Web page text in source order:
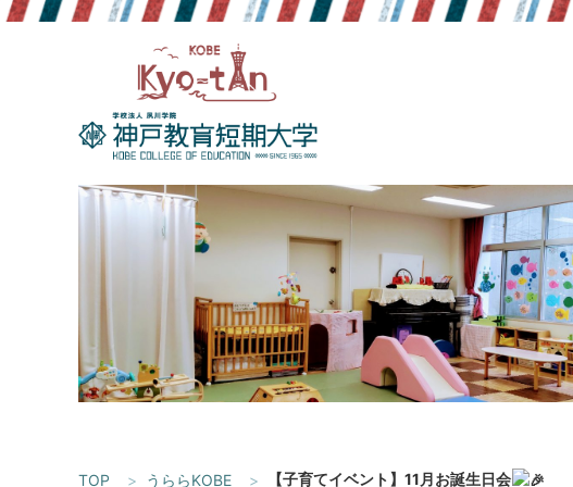
Skip
to
TOP うららKOBE 【子育てイベント】11月お誕生日会